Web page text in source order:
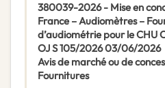
380039-2026 - Mise en
France – Audiomètres –
d’audiométrie pour le CHU
OJ S 105/2026 03/06/2026
Avis de marché ou de
Fournitures